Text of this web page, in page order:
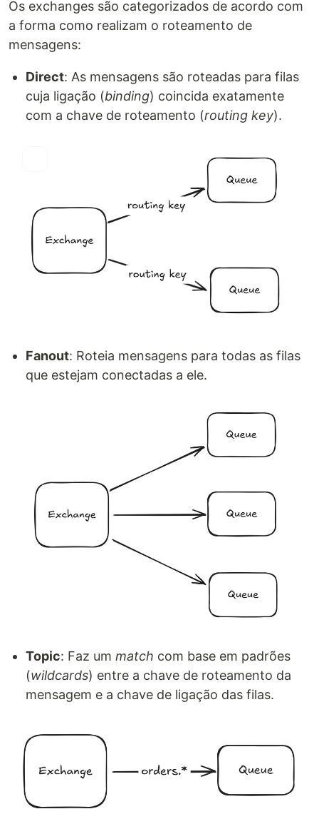
Os exchanges são categorizados de acordo com
a forma como realizam o roteamento de
mensagens:
Direct: As mensagens são roteadas para filas
cuja ligação (binding) coincida exatamente
com a chave de roteamento (routing key).
Fanout: Roteia mensagens para todas as filas
que estejam conectadas a ele.
Topic: Faz um match com base em padrões
(wildcards) entre a chave de roteamento da
mensagem e a chave de ligação das filas.